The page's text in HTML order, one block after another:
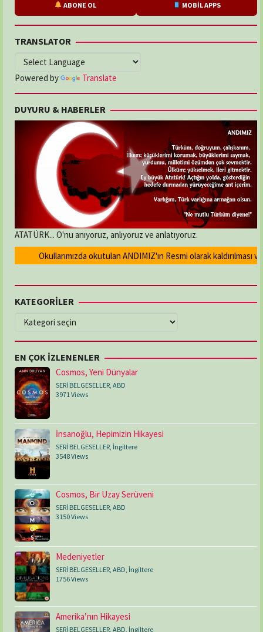
ABONE OL MOBİL APPS
TRANSLATOR
Powered by Translate
DUYURU & HABERLER
ATATÜRK... O'nu anıyoruz, anlıyoruz ve anlatıyoruz.
Okullarımızda okutulan ANDIMIZ'ın Resmi olarak kaldırılması
KATEGORİLER
KATEGORİLER
EN ÇOK İZLENENLER
Cosmos, Yeni Dünyalar
SERİ BELGESELLER, ABD
3971 Views
İnsanoğlu, Hepimizin Hikayesi
SERİ BELGESELLER, İngiltere
3548 Views
Cosmos, Bir Uzay Serüveni
SERİ BELGESELLER ABD
3150 Views
Medeniyetler
SERİ BELGESELLER ABD İngiltere
1756 Views
Amerika’nın Hikayesi
SERİ BELGESELLER ABD İngiltere